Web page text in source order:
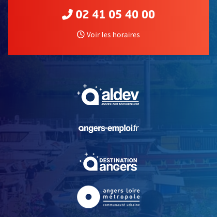
02 41 05 40 00
Voir les horaires
, Ouvre une nouvelle
, Ouvre une nouvelle